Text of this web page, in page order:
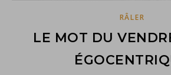
RÂLER
LE MOT DU